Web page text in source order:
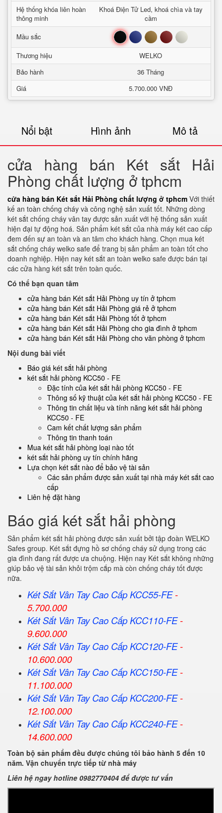
Hệ thống khóa liên hoàn
thông minh
Khoá Điện Tử Led, khoá chìa và tay
cầm
Mầu sắc
Đen Xanh Nâu Đỏ Trắng
Thương hiệu
WELKO
Bảo hành
36 Tháng
Giá
5.700.000 VNĐ
Nổi bật Hình ảnh Mô tả
cửa hàng bán Két sắt Hải
Phòng chất lượng ở tphcm
cửa hàng bán Két sắt Hải Phòng chất lượng ở tphcm Với thiết
kế an toàn chống cháy và công nghệ sản xuất tốt. Những dòng
két sắt chống cháy vân tay được sản xuất với hệ thống sản xuất
hiện đại tự động hoá. Sản phẩm két sắt của nhà máy két cao cấp
đem đến sự an toàn và an tâm cho khách hàng. Chọn mua két
sắt chống cháy welko safe để trang bị sản phẩm an toàn tốt cho
doanh nghiệp. Hiện nay két sắt an toàn welko safe được bán tại
các cửa hàng két sắt trên toàn quốc.
Có thể bạn quan tâm
cửa hàng bán Két sắt Hải Phòng uy tín ở tphcm
cửa hàng bán Két sắt Hải Phòng giá rẻ ở tphcm
cửa hàng bán Két sắt Hải Phòng tốt ở tphcm
cửa hàng bán Két sắt Hải Phòng cho gia đình ở tphcm
cửa hàng bán Két sắt Hải Phòng cho văn phòng ở tphcm
Nội dung bài viết
Báo giá két sắt hải phòng
két sắt hải phòng KCC50 - FE
Đặc tính của két sắt hải phòng KCC50 - FE
Thông số kỹ thuật của két sắt hải phòng KCC50 - FE
Thông tin chất liệu và tính năng két sắt hải phòng
KCC50 - FE
Cam kết chất lượng sản phẩm
Thông tin thanh toán
Mua két sắt hải phòng loại nào tốt
két sắt hải phòng uy tín chính hãng
Lựa chọn két sắt nào để bảo vệ tài sản
Các sản phẩm được sản xuất tại nhà máy két sắt cao
cấp
Liên hệ đặt hàng
Báo giá két sắt hải phòng
Sản phẩm két sắt hải phòng được sản xuất bởi tập đoàn WELKO
Safes group. Két sắt đựng hồ sơ chống cháy sử dụng trong các
gia đình đang rất được ưa chuộng. Hiện nay Két sắt không những
giúp bảo vệ tài sản khỏi trộm cắp mà còn chống cháy tốt được
nữa.
Két Sắt Vân Tay Cao Cấp KCC55-FE-
5.700.000
Két Sắt Vân Tay Cao Cấp KCC110-FE-
9.600.000
Két Sắt Vân Tay Cao Cấp KCC120-FE-
10.600.000
Két Sắt Vân Tay Cao Cấp KCC150-FE-
11.100.000
Két Sắt Vân Tay Cao Cấp KCC200-FE-
12.100.000
Két Sắt Vân Tay Cao Cấp KCC240-FE-
14.600.000
Toàn bộ sản phẩm đều được chúng tôi bảo hành 5 đến 10
năm. Vận chuyển trực tiếp từ nhà máy
Liên hệ ngay hotline 0982770404 để được tư vấn